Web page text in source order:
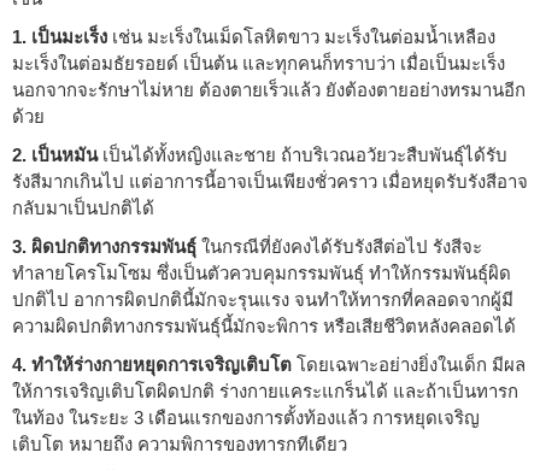
1. เป็นมะเร็ง เช่น มะเร็งในเม็ดโลหิตขาว มะเร็งในต่อมน้ำเหลือง
มะเร็งในต่อมธัยรอยด์ เป็นต้น และทุกคนก็ทราบว่า เมื่อเป็นมะเร็ง
นอกจากจะรักษาไม่หาย ต้องตายเร็วแล้ว ยังต้องตายอย่างทรมานอีก
ด้วย
2. เป็นหมันเป็นได้ทั้งหญิงและชาย ถ้าบริเวณอวัยวะสืบพันธุ์ได้รับ
รังสีมากเกินไป แต่อาการนี้อาจเป็นเพียงชั่วคราว เมื่อหยุดรับรังสีอาจ
กลับมาเป็นปกติได้
3. ผิดปกติทางกรรมพันธุ์ ในกรณีที่ยังคงได้รับรังสีต่อไป รังสีจะ
ทำลายโครโมโซม ซึ่งเป็นตัวควบคุมกรรมพันธุ์ ทำให้กรรมพันธุ์ผิด
ปกติไป อาการผิดปกตินี้มักจะรุนแรง จนทำให้ทารกที่คลอดจากผู้มี
ความผิดปกติทางกรรมพันธุ์นี้มักจะพิการ หรือเสียชีวิตหลังคลอดได้
4. ทำให้ร่างกายหยุดการเจริญเติบโต โดยเฉพาะอย่างยิ่งในเด็ก มีผล
ให้การเจริญเติบโตผิดปกติ ร่างกายแคระแกร็นได้ และถ้าเป็นทารก
ในท้อง ในระยะ 3 เดือนแรกของการตั้งท้องแล้ว การหยุดเจริญ
เติบโต หมายถึง ความพิการของทารกทีเดียว